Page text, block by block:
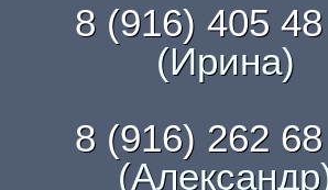
8 (916) 405
(Ирина)
8 (916) 262